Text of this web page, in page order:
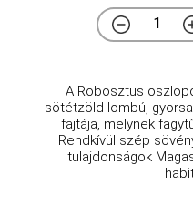
A Robosztus
sötétzöld lombú,
fajtája, melynek
Rendkívül szép
tulajdonságok